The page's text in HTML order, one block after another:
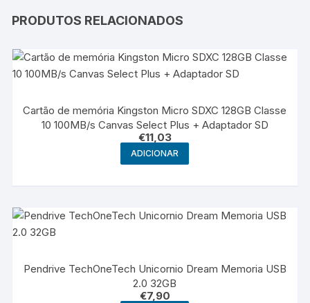
PRODUTOS RELACIONADOS
Cartão de memória Kingston Micro SDXC 128GB Classe
10 100MB/s Canvas Select Plus + Adaptador SD
€11,03
ADICIONAR
Pendrive TechOneTech Unicornio Dream Memoria USB
2.0 32GB
€7,90